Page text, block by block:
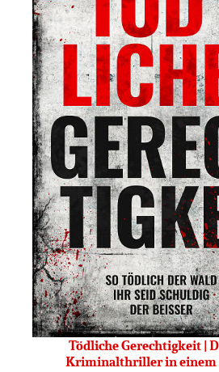
Tödliche Gerechtigkeit |
Kriminalthriller in einem